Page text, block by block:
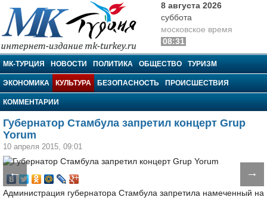
МК-Турция
8 августа 2026
суббота
московское время
08:31
МК-ТУРЦИЯ НОВОСТИ ПОЛИТИКА ОБЩЕСТВО ТУРИЗМ
ЭКОНОМИКА КУЛЬТУРА БЕЗОПАСНОСТЬ ПРОИСШЕСТВИЯ
КОММЕНТАРИИ
Губернатор Стамбула запретил концерт Grup
Yorum
10 апреля 2015, 09:01
← →
Администрация губернатора Стамбула запретила намеченный на